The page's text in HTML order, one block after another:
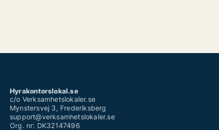
Hyrakontorslokal.se
c/o Verksamhetslokaler.se
Mynstersvej 3, Frederiksberg
support@verksamhetslokaler.se
Org. nr: DK32147496